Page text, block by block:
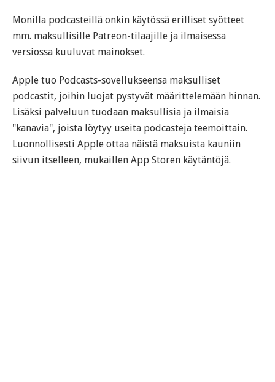
Monilla podcasteillä onkin käytössä erilliset syötteet
mm. maksullisille Patreon-tilaajille ja ilmaisessa
versiossa kuuluvat mainokset.
Apple tuo Podcasts-sovellukseensa maksulliset
podcastit, joihin luojat pystyvät määrittelemään hinnan.
Lisäksi palveluun tuodaan maksullisia ja ilmaisia
"kanavia", joista löytyy useita podcasteja teemoittain.
Luonnollisesti Apple ottaa näistä maksuista kauniin
siivun itselleen, mukaillen App Storen käytäntöjä.